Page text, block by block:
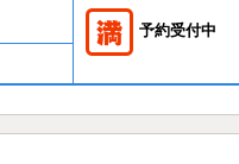
予約受付中